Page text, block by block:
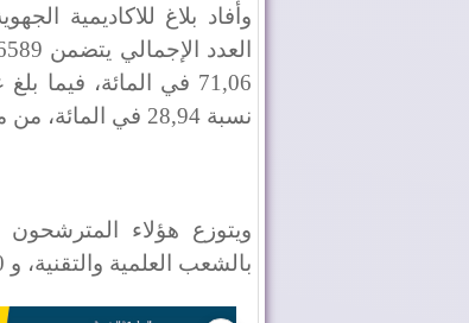
وأفاد بلاغ للاكاديمية
نسبة 28,94 في المائة، من مجموع المترشحين.
بالشعب العلمية والتقنية، و 32.50 في المائة بالشعب الأدبية والأصيلة.